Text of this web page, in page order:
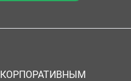
КОРПОРАТИВНЫМ